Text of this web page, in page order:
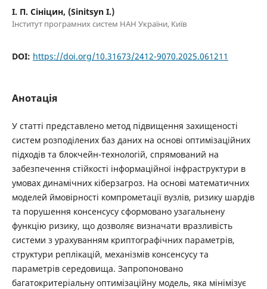
І. П. Сініцин, (Sinitsyn I.)
Інститут програмних систем НАН України, Київ
DOI: https://doi.org/10.31673/2412-9070.2025.061211
Анотація
У статті представлено метод підвищення захищеності
систем розподілених баз даних на основі оптимізаційних
підходів та блокчейн-технологій, спрямований на
забезпечення стійкості інформаційної інфраструктури в
умовах динамічних кіберзагроз. На основі математичних
моделей ймовірності компрометації вузлів, ризику шардів
та порушення консенсусу сформовано узагальнену
функцію ризику, що дозволяє визначати вразливість
системи з урахуванням криптографічних параметрів,
структури реплікацій, механізмів консенсусу та
параметрів середовища. Запропоновано
багатокритеріальну оптимізаційну модель, яка мінімізує